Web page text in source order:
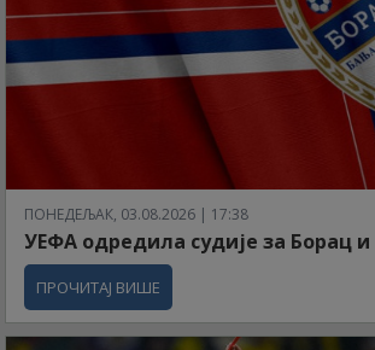
ПОНЕДЕЉАК, 03.08.2026 | 17:38
УЕФА одредила судије за Борац и
ПРОЧИТАЈ ВИШЕ